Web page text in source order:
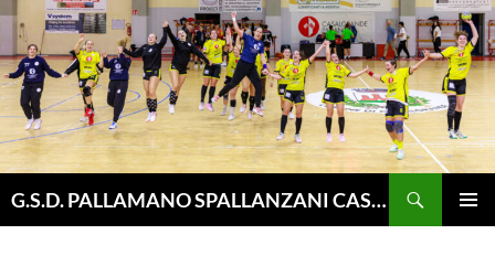
Vai
contenuto
G.S.D. PALLAMANO SPALLANZANI CASALGRANDE